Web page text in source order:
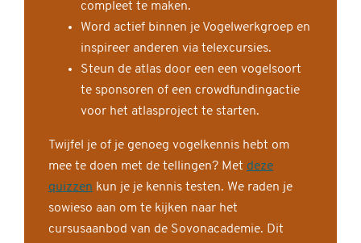
compleet te maken.
Word actief binnen je Vogelwerkgroep en
inspireer anderen via telexcursies.
Steun de atlas door een een vogelsoort
te sponsoren of een crowdfundingactie
voor het atlasproject te starten.
Twijfel je of je genoeg vogelkennis hebt om
mee te doen met de tellingen? Met deze
quizzen kun je je kennis testen. We raden je
sowieso aan om te kijken naar het
cursusaanbod van de Sovonacademie. Dit